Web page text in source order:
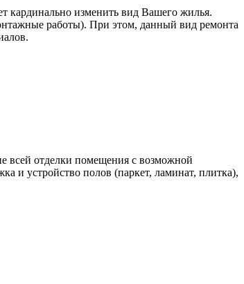
кардинально изменить вид Вашего жилья.
работы). При этом, данный вид ремонта
всей отделки помещения с возможной
и устройство полов (паркет, ламинат, плитка),